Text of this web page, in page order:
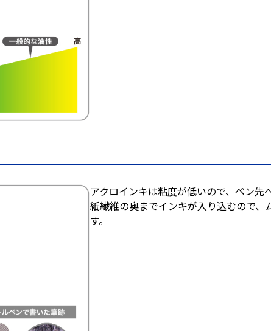
アクロインキは粘度が低いので、ペン先
紙繊維の奥までインキが入り込むので、
す。